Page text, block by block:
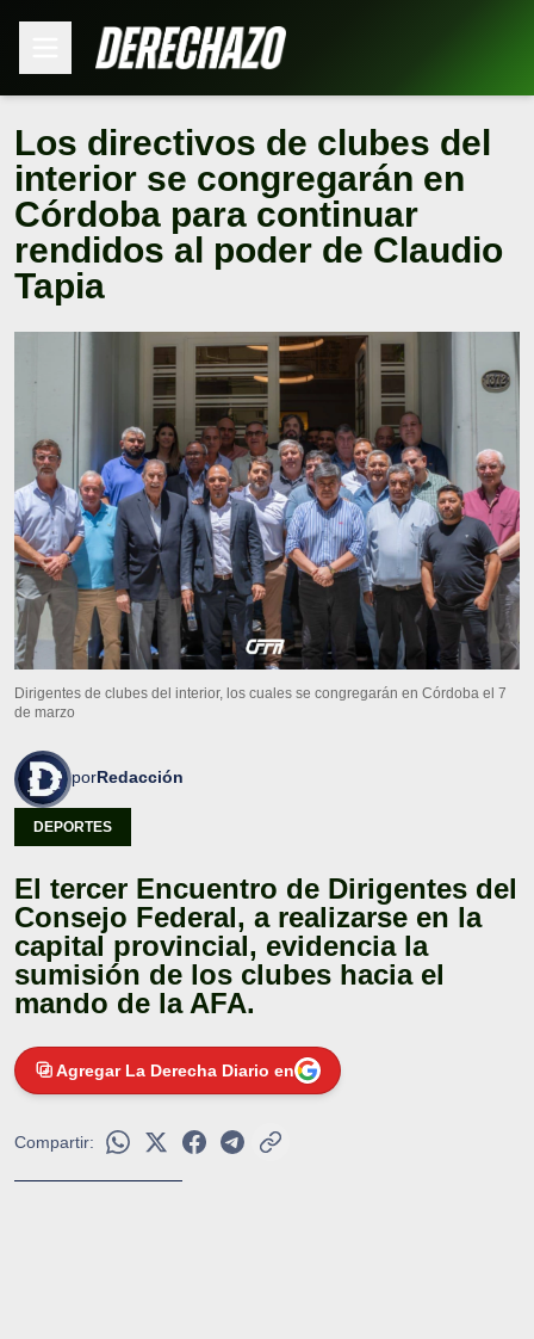
Los directivos de clubes del
interior se congregarán en
Córdoba para continuar
rendidos al poder de Claudio
Tapia
Dirigentes de clubes del interior, los cuales se congregarán en Córdoba el 7
de marzo
porRedacción
DEPORTES
El tercer Encuentro de Dirigentes del
Consejo Federal, a realizarse en la
capital provincial, evidencia la
sumisión de los clubes hacia el
mando de la AFA.
Agregar La Derecha Diario en
Compartir: